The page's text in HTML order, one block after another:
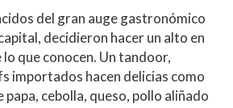
del gran auge gastronómico
decidieron hacer un alto en
que conocen. Un tandoor,
importados hacen delicias como
papa, cebolla, queso, pollo aliñado